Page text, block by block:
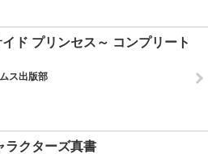
ド プリンセス～ コンプリート
ス出版部
ラクターズ真書